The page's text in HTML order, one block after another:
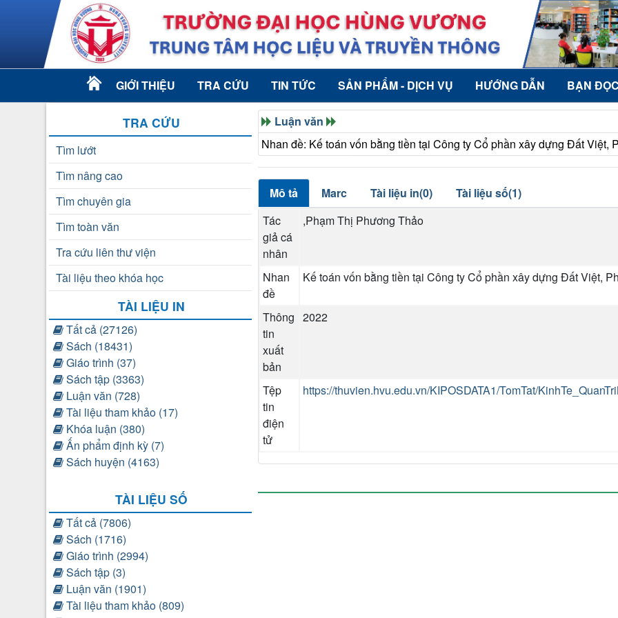
GIỚI THIỆU TRA CỨU TIN TỨC SẢN PHẨM - DỊCH VỤ HƯỚNG DẪN BẠN ĐỌC
TRA CỨU
Tìm lướt
Tìm nâng cao
Tìm chuyên gia
Tìm toàn văn
Tra cứu liên thư viện
Tài liệu theo khóa học
TÀI LIỆU IN
Tất cả (27126)
Sách (18431)
Giáo trình (37)
Sách tập (3363)
Luận văn (728)
Tài liệu tham khảo (17)
Khóa luận (380)
Ấn phẩm định kỳ (7)
Sách huyện (4163)
TÀI LIỆU SỐ
Tất cả (7806)
Sách (1716)
Giáo trình (2994)
Sách tập (3)
Luận văn (1901)
Tài liệu tham khảo (809)
Luận văn
Nhan đề: Kế toán vốn bằng tiền tại Công ty Cổ phần xây dựng Đất Việt,
Mô tả Marc Tài liệu in(0)
Tài liệu số(1)
Tác
giả cá
nhân
,Phạm Thị Phương Thảo
Nhan
đề
Kế toán vốn bằng tiền tại Công ty Cổ phần xây dựng Đất Việt,
Thông
tin
xuất
bản
2022
Tệp
tin
điện
tử
https://thuvien.hvu.edu.vn/KIPOSDATA1/TomTat/